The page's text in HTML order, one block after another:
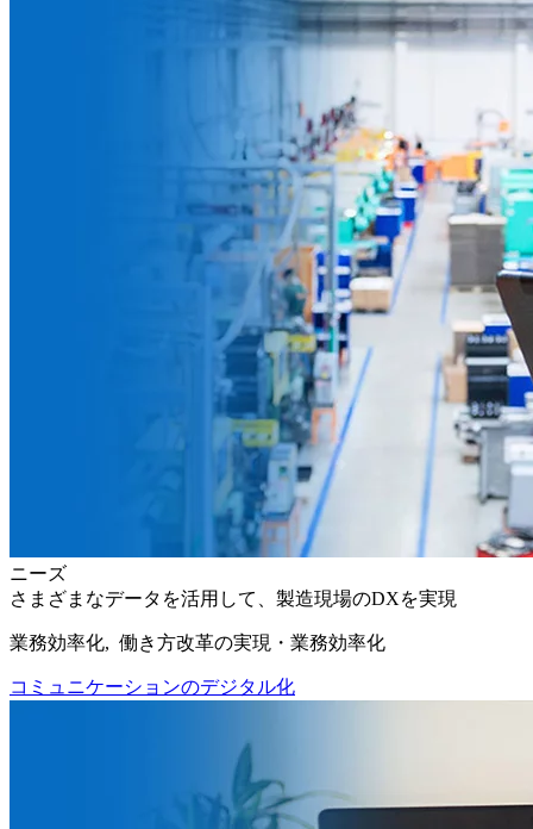
ニーズ
さまざまなデータを活用して、製造現場のDXを実現
業務効率化, 働き方改革の実現・業務効率化
コミュニケーションのデジタル化